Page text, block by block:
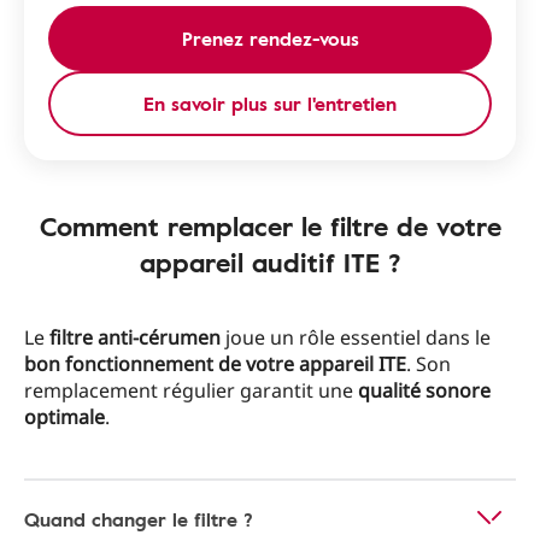
Prenez rendez-vous
En savoir plus sur l'entretien
Comment remplacer le filtre de votre
appareil auditif ITE ?
Lefiltre anti-cérumen joue un rôle essentiel dans le
bon fonctionnement de votre appareil ITE. Son
remplacement régulier garantit unequalité sonore
optimale.
Quand changer le filtre ?